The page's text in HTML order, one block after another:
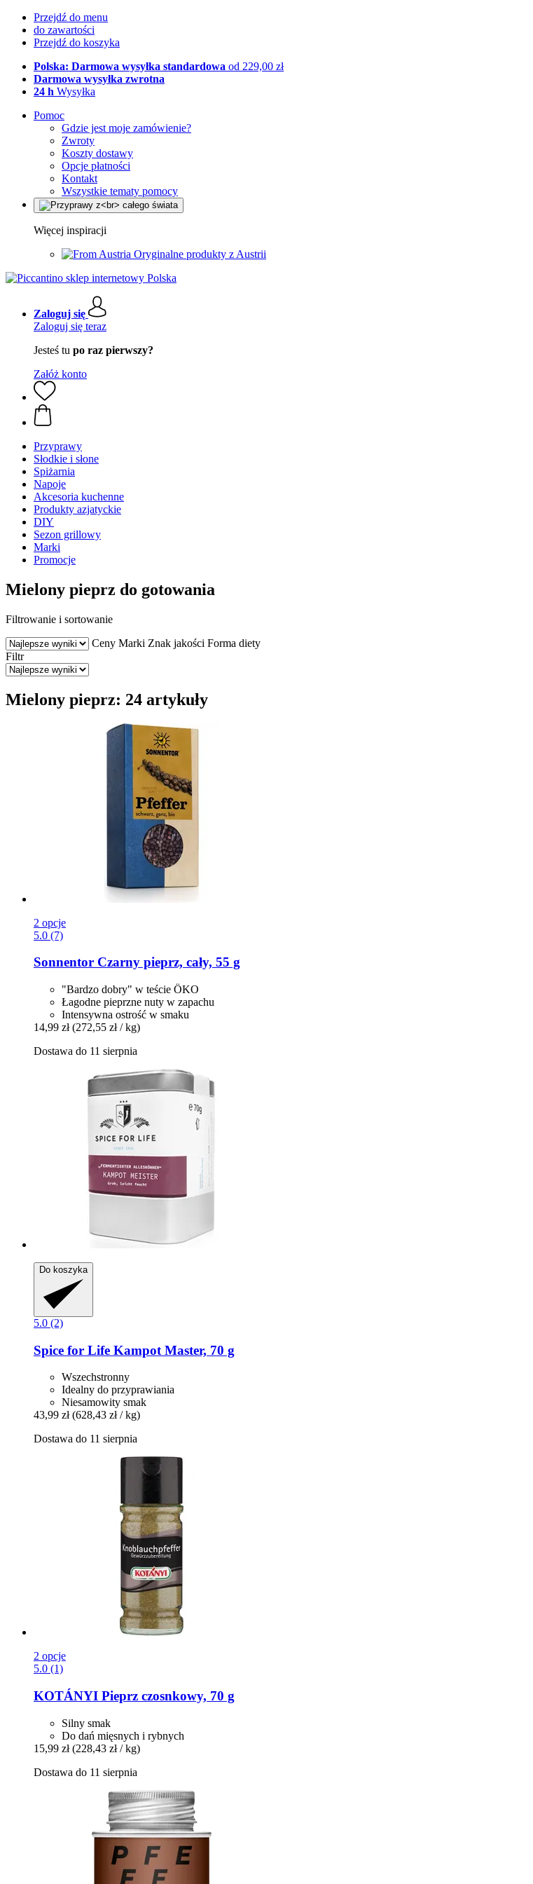
Przejdź do menu
do zawartości
Przejdź do koszyka
Polska: Darmowa wysyłka standardowa od 229,00 zł
Darmowa wysyłka zwrotna
24 h Wysyłka
Pomoc
Gdzie jest moje zamówienie?
Zwroty
Koszty dostawy
Opcje płatności
Kontakt
Wszystkie tematy pomocy
Więcej inspiracji
Oryginalne produkty z Austrii
Zaloguj się
Zaloguj się teraz
Jesteś tu po raz pierwszy?
Załóż konto
Przyprawy
Słodkie i słone
Spiżarnia
Napoje
Akcesoria kuchenne
Produkty azjatyckie
DIY
Sezon grillowy
Marki
Promocje
Mielony pieprz do gotowania
Filtrowanie i sortowanie
Ceny Marki Znak jakości Forma diety
Filtr
Mielony pieprz: 24 artykuły
2 opcje
5.0 (7)
Sonnentor Czarny pieprz, cały, 55 g
"Bardzo dobry" w teście ÖKO
Łagodne pieprzne nuty w zapachu
Intensywna ostrość w smaku
14,99 zł (272,55 zł / kg)
Dostawa do 11 sierpnia
Do koszyka
5.0 (2)
Spice for Life Kampot Master, 70 g
Wszechstronny
Idealny do przyprawiania
Niesamowity smak
43,99 zł (628,43 zł / kg)
Dostawa do 11 sierpnia
2 opcje
5.0 (1)
KOTÁNYI Pieprz czosnkowy, 70 g
Silny smak
Do dań mięsnych i rybnych
15,99 zł (228,43 zł / kg)
Dostawa do 11 sierpnia